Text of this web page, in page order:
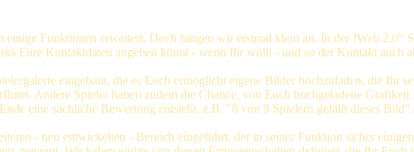
einige Funktionen erweitert. Doch fangen wir erstmal klein an. In der !Web
Eure Kontaktdaten angeben könnt - wenn Ihr wollt - und so der Kontakt auch
eingebaut, die es Euch ermöglicht eigene Bilder hochzuladen, die Ihr
Andere Spieler haben zudem die Chance, von Euch hochgeladene
eine sachliche Bewertung entsteht. z.B. "8 von 9 Spielern gefällt dieses Bild".
- neu entwickelten - Bereich eingeführt, der in seiner Funktion sicher